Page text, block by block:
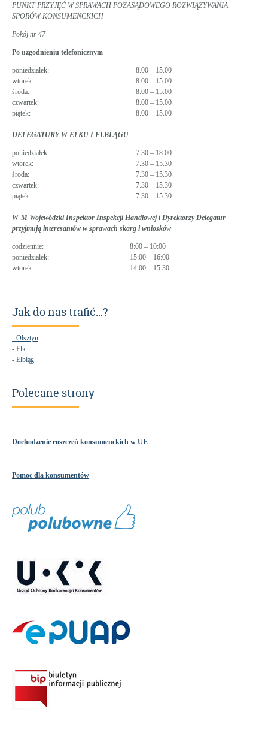
PUNKT PRZYJĘĆ W SPRAWACH POZASĄDOWEGO ROZWIĄZYWANIA
SPORÓW KONSUMENCKICH
Pokój nr 47
Po uzgodnieniu telefonicznym
poniedziałek:
8.00 – 15.00
wtorek:
8.00 – 15.00
środa:
8.00 – 15.00
czwartek:
8.00 – 15.00
piątek:
8.00 – 15.00
DELEGATURY W EŁKU I ELBLĄGU
poniedziałek:
7.30 – 18.00
wtorek:
7.30 – 15.30
środa:
7.30 – 15.30
czwartek:
7.30 – 15.30
piątek:
7.30 – 15.30
W-M Wojewódzki Inspektor Inspekcji Handlowej i Dyrektorzy Delegatur
przyjmują interesantów w sprawach skarg i wniosków
codziennie:
8:00 – 10:00
poniedziałek:
15:00 – 16:00
wtorek:
14:00 – 15:30
Jak do nas trafić…?
- Olsztyn
- Ełk
- Elbląg
Polecane strony
Dochodzenie roszczeń konsumenckich w UE
Pomoc dla konsumentów